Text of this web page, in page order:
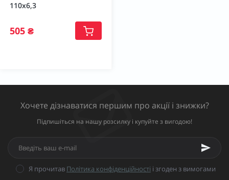
110х6,3
505 ₴
Хочете дізнаватися першим про акції і знижки?
Підпишіться на нашу розсилку і купуйте з вигодою!
Я прочитав Політика конфіденційності і згоден з вимогами